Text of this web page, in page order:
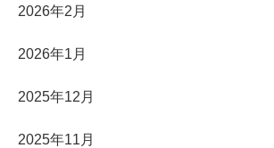
2026年2月
2026年1月
2025年12月
2025年11月